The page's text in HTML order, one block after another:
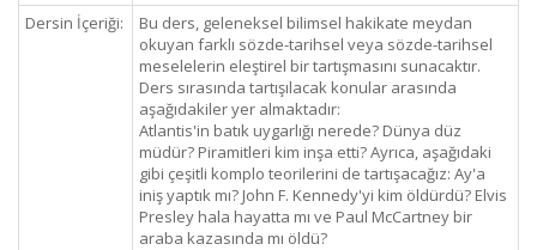
Dersin İçeriği:
Bu ders, geleneksel bilimsel hakikate meydan
okuyan farklı sözde-tarihsel veya sözde-tarihsel
meselelerin eleştirel bir tartışmasını sunacaktır.
Ders sırasında tartışılacak konular arasında
aşağıdakiler yer almaktadır:
Atlantis'in batık uygarlığı nerede? Dünya düz
müdür? Piramitleri kim inşa etti? Ayrıca, aşağıdaki
gibi çeşitli komplo teorilerini de tartışacağız: Ay'a
iniş yaptık mı? John F. Kennedy'yi kim öldürdü? Elvis
Presley hala hayatta mı ve Paul McCartney bir
araba kazasında mı öldü?